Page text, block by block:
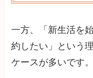
一方、「新生活を
約したい」という
ケースが多いです。